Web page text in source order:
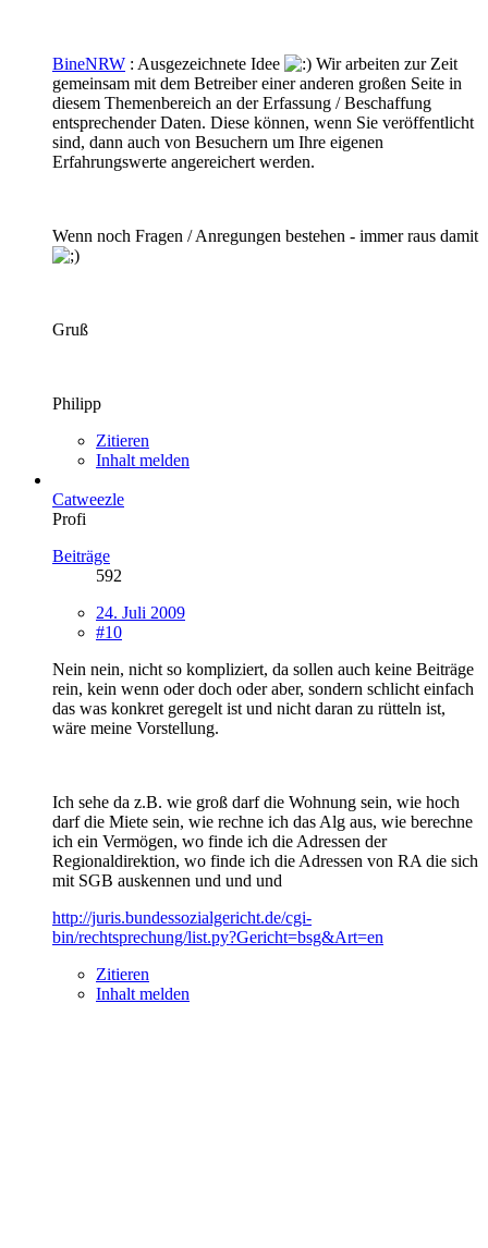
BineNRW : Ausgezeichnete Idee
Wir arbeiten zur Zeit
gemeinsam mit dem Betreiber einer anderen großen Seite in
diesem Themenbereich an der Erfassung / Beschaffung
entsprechender Daten. Diese können, wenn Sie veröffentlicht
sind, dann auch von Besuchern um Ihre eigenen
Erfahrungswerte angereichert werden.
Wenn noch Fragen / Anregungen bestehen - immer raus damit
Gruß
Philipp
Zitieren
Inhalt melden
Catweezle
Profi
Beiträge
592
24. Juli 2009
#10
Nein nein, nicht so kompliziert, da sollen auch keine Beiträge
rein, kein wenn oder doch oder aber, sondern schlicht einfach
das was konkret geregelt ist und nicht daran zu rütteln ist,
wäre meine Vorstellung.
Ich sehe da z.B. wie groß darf die Wohnung sein, wie hoch
darf die Miete sein, wie rechne ich das Alg aus, wie berechne
ich ein Vermögen, wo finde ich die Adressen der
Regionaldirektion, wo finde ich die Adressen von RA die sich
mit SGB auskennen und und und
http://juris.bundessozialgericht.de/cgi-
bin/rechtsprechung/list.py?Gericht=bsg&Art=en
Zitieren
Inhalt melden